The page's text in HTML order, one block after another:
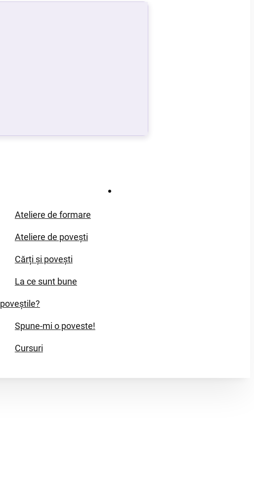
Ateliere de formare
Ateliere de povești
Cărți și povești
La ce sunt bune
poveștile?
Spune-mi o poveste!
Cursuri